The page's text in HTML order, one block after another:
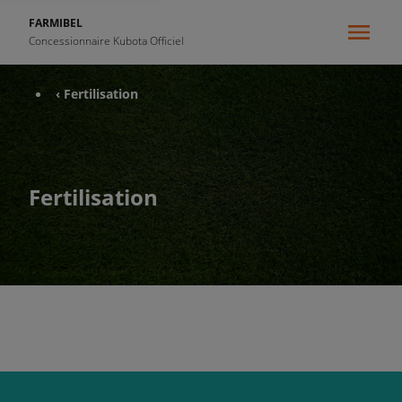
FARMIBEL
Concessionnaire Kubota Officiel
‹ Fertilisation
Fertilisation